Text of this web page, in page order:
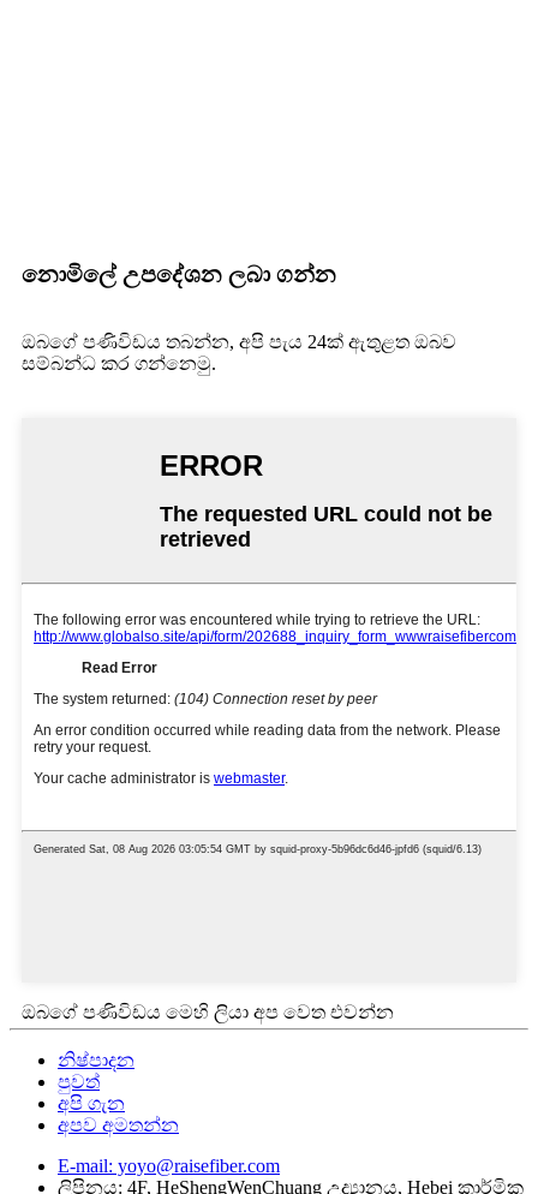
නොමිලේ උපදේශන ලබා ගන්න
ඔබගේ පණිවිඩය තබන්න, අපි පැය 24ක් ඇතුළත ඔබව
සම්බන්ධ කර ගන්නෙමු.
ඔබගේ පණිවිඩය මෙහි ලියා අප වෙත එවන්න
නිෂ්පාදන
පුවත්
අපි ගැන
අපව අමතන්න
E-mail: yoyo@raisefiber.com
ලිපිනය: 4F, ​​HeShengWenChuang උද්‍යානය, Hebei කාර්මික